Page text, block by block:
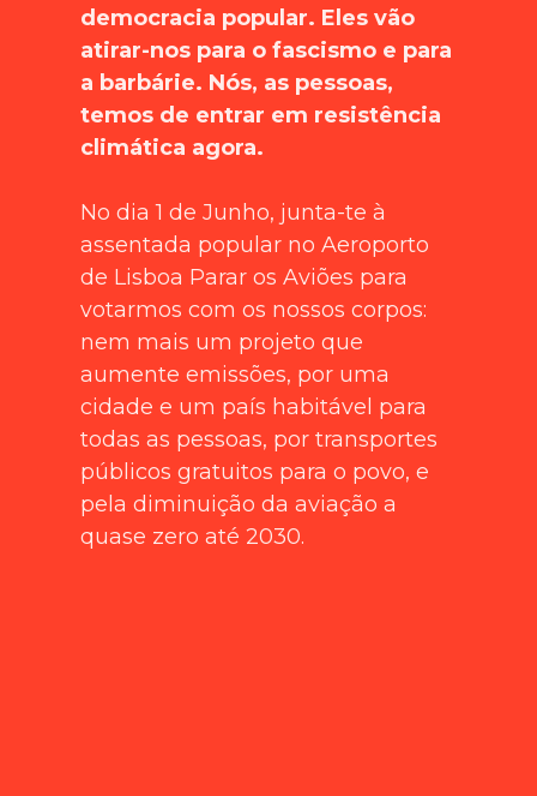
democracia popular. Eles vão
atirar-nos para o fascismo e para
a barbárie. Nós, as pessoas,
temos de entrar em resistência
climática agora.
No dia 1 de Junho, junta-te à
assentada popular no Aeroporto
de Lisboa Parar os Aviões para
votarmos com os nossos corpos:
nem mais um projeto que
aumente emissões, por uma
cidade e um país habitável para
todas as pessoas, por transportes
públicos gratuitos para o povo, e
pela diminuição da aviação a
quase zero até 2030.